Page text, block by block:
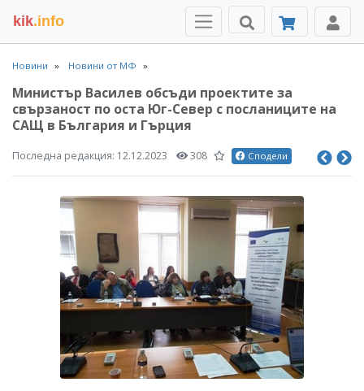
kik.info
Новини Новини от МФ
Министър Василев обсъди проектите за
свързаност по оста Юг-Север с посланиците на
САЩ в България и Гърция
Последна редакция: 12.12.2023 308 Сподели